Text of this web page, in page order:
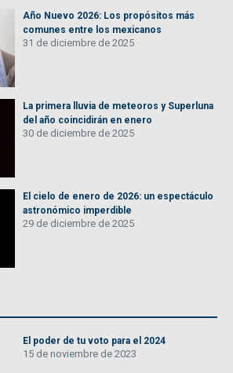
Año Nuevo 2026: Los propósitos más
comunes entre los mexicanos
31 de diciembre de 2025
La primera lluvia de meteoros y Superluna
del año coincidirán en enero
30 de diciembre de 2025
El cielo de enero de 2026: un espectáculo
astronómico imperdible
29 de diciembre de 2025
El poder de tu voto para el 2024
15 de noviembre de 2023